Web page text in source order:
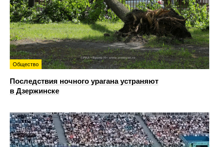
Общество
Последствия ночного урагана устраняют
в Дзержинске